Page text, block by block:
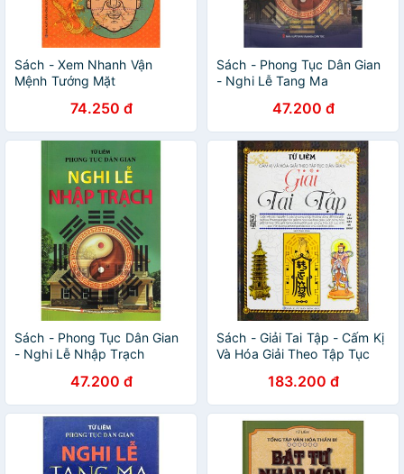
Sách - Xem Nhanh Vận
Mệnh Tướng Mặt
74.250 đ
Sách - Phong Tục Dân Gian
- Nghi Lễ Tang Ma
47.200 đ
Sách - Phong Tục Dân Gian
- Nghi Lễ Nhập Trạch
47.200 đ
Sách - Giải Tai Tập - Cấm Kị
Và Hóa Giải Theo Tập Tục
183.200 đ